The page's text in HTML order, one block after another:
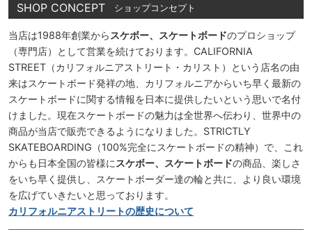
SHOP CONCEPT ショップコンセプト
当店は1988年創業から スケボー、スケートボードのプロショップ
（専門店）として営業を続けております。CALIFORNIA
STREET（カリフォルニアストリート・カリスト）という店名の由
来はスケートボード発祥の地、カリフォルニアからいち早く最新の
スケートボードに関する情報を日本に提供したいという思いで名付
けました。現在スケートボードの魅力は全世界へ伝わり、世界中の
商品が当店で販売できるようになりました。STRICTLY
SKATEBOARDING（100%完全にスケートボードの精神）で、これ
からも日本全国の皆様に スケボー、スケートボードの商品、楽しさ
をいち早く提供し、スケートボーダー達の輪と共に、より良い環境
を広げていきたいと思っております。
カリフォルニアストリートの歴史について